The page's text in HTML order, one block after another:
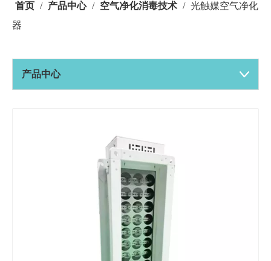
首页 / 产品中心 / 空气净化消毒技术 / 光触媒空气净化
器
产品中心